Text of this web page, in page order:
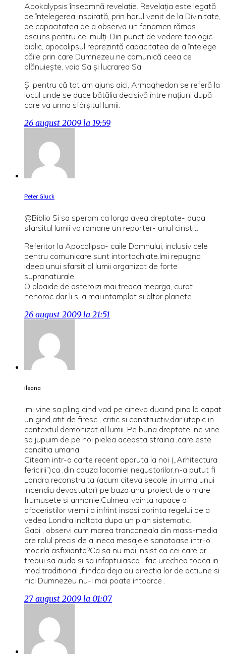
Apokalypsis înseamnă revelaţie. Revelaţia este legată
de înţelegerea inspirată, prin harul venit de la Divinitate,
de capacitatea de a observa un fenomen rămas
ascuns pentru cei mulţi. Din punct de vedere teologic-
biblic, apocalipsul reprezintă capacitatea de a înţelege
căile prin care Dumnezeu ne comunică ceea ce
plănuieşte, voia Sa şi lucrarea Sa.
Şi pentru că tot am ajuns aici, Armaghedon se referă la
locul unde se duce bătălia decisivă între naţiuni după
care va urma sfârşitul lumii.
26 august 2009 la 19:59
Peter Gluck
@Biblio Si sa speram ca Iorga avea dreptate- dupa
sfarsitul lumii va ramane un reporter- unul cinstit.
Referitor la Apocalipsa- caile Domnului, inclusiv cele
pentru comunicare sunt intortochiate.Imi repugna
ideea unui sfarsit al lumii organizat de forte
supranaturale.
O ploaide de asteroizi mai treaca mearga, curat
nenoroc dar li s-a mai intamplat si altor planete.
26 august 2009 la 21:51
ileana
Imi vine sa pling cind vad pe cineva ducind pina la capat
un gind atit de firesc , critic si constructiv,dar utopic in
contextul demonizat al lumii. Pe buna dreptate ,ne vine
sa jupuim de pe noi pielea aceasta straina ,care este
conditia umana.
Citeam intr-o carte recent aparuta la noi (,,Arhitectura
fericirii”)ca ,din cauza lacomiei negustorilor,n-a putut fi
Londra reconstruita (acum citeva secole ,in urma unui
incendiu devastator) pe baza unui proiect de o mare
frumusete si armonie.Culmea ,vointa rapace a
afaceristilor vremii a infrint insasi dorinta regelui de a
vedea Londra inaltata dupa un plan sistematic.
Gabi , observi cum marea trancaneala din mass-media
are rolul precis de a ineca mesajele sanatoase intr-o
mocirla asfixianta?Ca sa nu mai insist ca cei care ar
trebui sa auda si sa infaptuiasca -fac urechea toaca in
mod traditional ,fiindca deja au directia lor de actiune si
nici Dumnezeu nu-i mai poate intoarce .
27 august 2009 la 01:07